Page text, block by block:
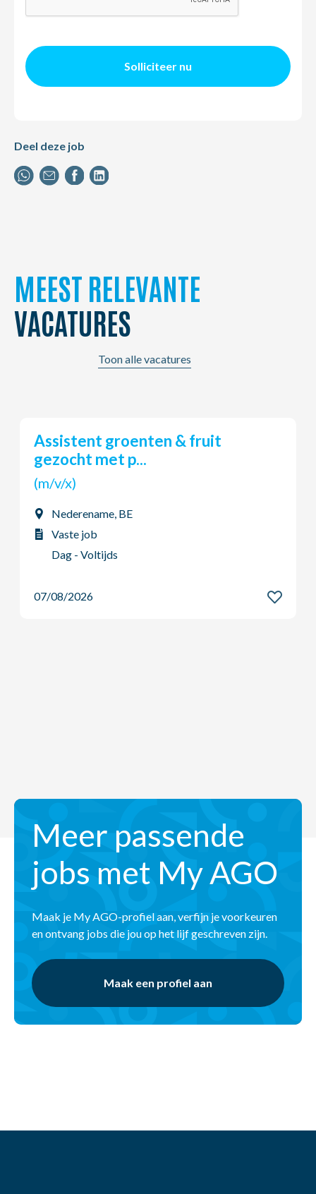
Solliciteer nu
Deel deze job
MEEST RELEVANTE
VACATURES
Toon alle vacatures
Assistent groenten & fruit
gezocht met p...
(m/v/x)
Nederename, BE
Vaste job
Dag - Voltijds
07/08/2026
Meer passende
jobs met My AGO
Maak je My AGO-profiel aan, verfijn je voorkeuren
en ontvang jobs die jou op het lijf geschreven zijn.
Maak een profiel aan